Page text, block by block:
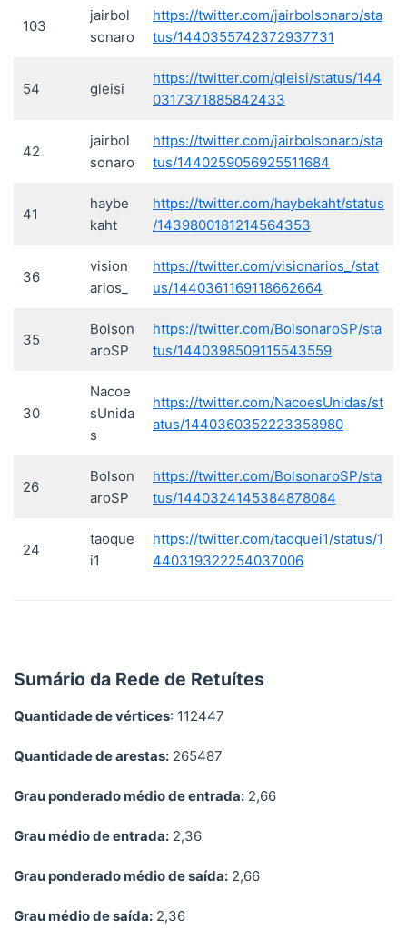
103
jairbol
sonaro
https://twitter.com/jairbolsonaro/sta
tus/1440355742372937731
54 gleisi
https://twitter.com/gleisi/status/144
0317371885842433
42
jairbol
sonaro
https://twitter.com/jairbolsonaro/sta
tus/1440259056925511684
41
haybe
kaht
https://twitter.com/haybekaht/status
/1439800181214564353
36
vision
arios_
https://twitter.com/visionarios_/stat
us/1440361169118662664
35
Bolson
aroSP
https://twitter.com/BolsonaroSP/sta
tus/1440398509115543559
30
Nacoe
sUnida
s
https://twitter.com/NacoesUnidas/st
atus/1440360352223358980
26
Bolson
aroSP
https://twitter.com/BolsonaroSP/sta
tus/1440324145384878084
24
taoque
i1
https://twitter.com/taoquei1/status/1
440319322254037006
Sumário da Rede de Retuítes
Quantidade de vértices: 112447
Quantidade de arestas: 265487
Grau ponderado médio de entrada: 2,66
Grau médio de entrada: 2,36
Grau ponderado médio de saída: 2,66
Grau médio de saída: 2,36